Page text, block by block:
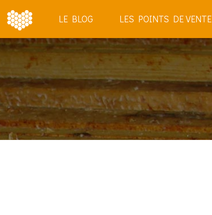
LE BLOG LES POINTS DE VENTE